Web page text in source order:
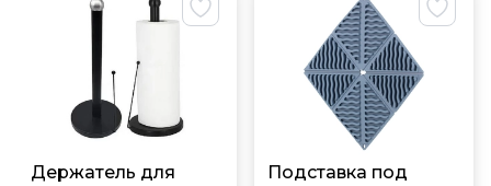
Держатель для
Подставка под